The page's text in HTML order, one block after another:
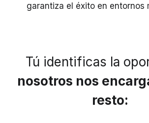
garantiza el éxito en entornos
Tú identificas la
nosotros nos
resto: